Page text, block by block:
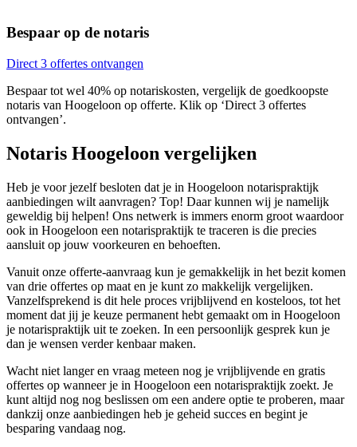
Bespaar op de notaris
Direct 3 offertes ontvangen
Bespaar tot wel 40% op notariskosten, vergelijk de goedkoopste
notaris van Hoogeloon op offerte. Klik op ‘Direct 3 offertes
ontvangen’.
Notaris Hoogeloon vergelijken
Heb je voor jezelf besloten dat je in Hoogeloon notarispraktijk
aanbiedingen wilt aanvragen? Top! Daar kunnen wij je namelijk
geweldig bij helpen! Ons netwerk is immers enorm groot waardoor
ook in Hoogeloon een notarispraktijk te traceren is die precies
aansluit op jouw voorkeuren en behoeften.
Vanuit onze offerte-aanvraag kun je gemakkelijk in het bezit komen
van drie offertes op maat en je kunt zo makkelijk vergelijken.
Vanzelfsprekend is dit hele proces vrijblijvend en kosteloos, tot het
moment dat jij je keuze permanent hebt gemaakt om in Hoogeloon
je notarispraktijk uit te zoeken. In een persoonlijk gesprek kun je
dan je wensen verder kenbaar maken.
Wacht niet langer en vraag meteen nog je vrijblijvende en gratis
offertes op wanneer je in Hoogeloon een notarispraktijk zoekt. Je
kunt altijd nog nog beslissen om een andere optie te proberen, maar
dankzij onze aanbiedingen heb je geheid succes en begint je
besparing vandaag nog.